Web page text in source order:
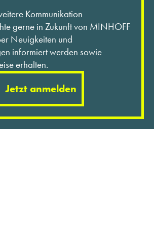
Kommunikation
gerne in Zukunft von MINHOFF
Neuigkeiten und
informiert werden sowie
erhalten.